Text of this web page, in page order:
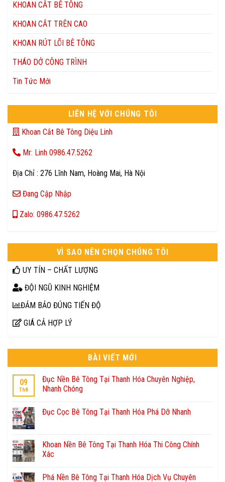
KHOAN CẮT BÊ TÔNG
KHOAN CẮT TRÊN CAO
KHOAN RÚT LÕI BÊ TÔNG
THÁO DỞ CÔNG TRÌNH
Tin Tức Mới
LIÊN HỆ VỚI CHÚNG TÔI
Khoan Cắt Bê Tông Diệu Linh
Mr: Linh 0986.47.5262
Địa Chỉ : 276 Lĩnh Nam, Hoàng Mai, Hà Nội
Đang Cập Nhập
Zalo: 0986.47.5262
VÌ SAO NÊN CHỌN CHÚNG TÔI
UY TÍN – CHẤT LƯỢNG
ĐỘI NGŨ KINH NGHIỆM
ĐẢM BẢO ĐÚNG TIẾN ĐỘ
GIÁ CẢ HỢP LÝ
BÀI VIẾT MỚI
09
Th8
Đục Nền Bê Tông Tại Thanh Hóa Chuyên Nghiệp,
Nhanh Chóng
Đục Cọc Bê Tông Tại Thanh Hóa Phá Dỡ Nhanh
Khoan Nền Bê Tông Tại Thanh Hóa Thi Công Chính
Xác
Phá Nền Bê Tông Tại Thanh Hóa Dịch Vụ Chuyên